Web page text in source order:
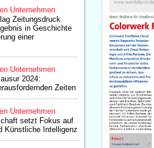
Unternehmen
Zeitungsdruck
in Geschichte
einer
Unternehmen
2024:
Zeiten
Unternehmen
setzt Fokus auf
Künstliche Intelligenz